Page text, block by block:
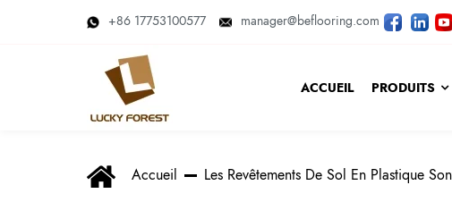
+86 17753100577 manager@beflooring.com
ACCUEIL PRODUITS
Accueil Les Revêtements De Sol En Plastique